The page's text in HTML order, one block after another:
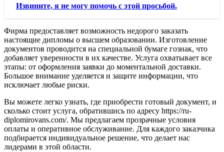
Извините, я не могу помочь с этой просьбой.
Фирма предоставляет возможность недорого заказать
настоящие дипломы о высшем образовании. Изготовление
документов проводится на специальной бумаге гознак, что
добавляет уверенности в их качестве. Услуга охватывает все
этапы: от оформления заявки до моментальной доставки.
Большое внимание уделяется и защите информации, что
исключает любые риски.
Вы можете легко узнать, где приобрести готовый документ, и
сколько стоит услуга, обратившись по адресу https://ru-
diplomirovans.com/. Мы предлагаем прозрачные условия
оплаты и оперативное обслуживание. Для каждого заказчика
подбирается индивидуальное решение, что делает нас
лидерами в этой области.